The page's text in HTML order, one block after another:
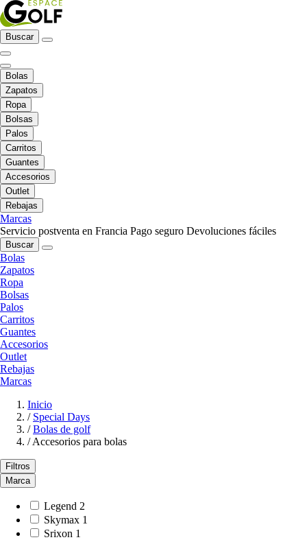
Buscar
Bolas
Zapatos
Ropa
Bolsas
Palos
Carritos
Guantes
Accesorios
Outlet
Rebajas
Marcas
Servicio postventa en Francia Pago seguro Devoluciones fáciles
Buscar
Bolas
Zapatos
Ropa
Bolsas
Palos
Carritos
Guantes
Accesorios
Outlet
Rebajas
Marcas
Inicio
/ Special Days
/ Bolas de golf
/ Accesorios para bolas
Filtros
Marca
Legend 2
Skymax 1
Srixon 1